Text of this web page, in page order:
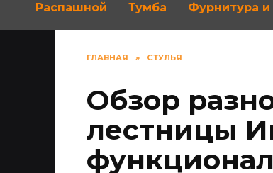
Распашной Тумба Фурнитура
ГЛАВНАЯ » СТУЛЬЯ
Обзор
лестницы